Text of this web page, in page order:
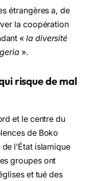
étrangères a, de
la coopération
«la diversité
».
risque de mal
et le centre du
de Boko
l’État islamique
groupes ont
et tué des